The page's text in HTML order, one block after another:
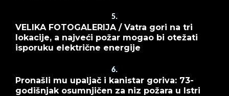
5.
VELIKA FOTOGALERIJA / Vatra gori na tri
lokacije, a najveći požar mogao bi otežati
isporuku električne energije
6.
Pronašli mu upaljač i kanistar goriva: 73-
godišnjak osumnjičen za niz požara u Istri